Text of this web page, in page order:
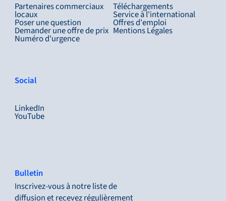
Partenaires commerciaux
locaux
Poser une question
Demander une offre de prix
Numéro d'urgence
Téléchargements
Service à l'international
Offres d'emploi
Mentions Légales
Social
LinkedIn
YouTube
Bulletin
Inscrivez-vous à notre liste de
diffusion et recevez régulièrement